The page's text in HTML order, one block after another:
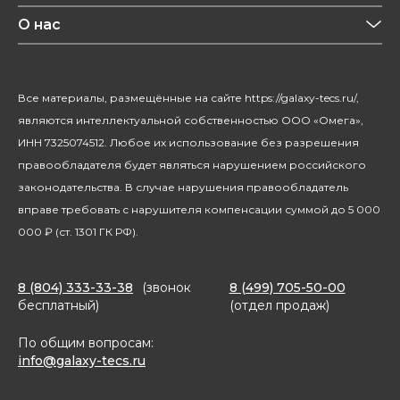
Красота и здоровье
Уход за домом
Посуда
О нас
Благотворительность
Все материалы, размещённые на сайте https://galaxy-tecs.ru/,
являются интеллектуальной собственностью ООО «Омега»,
ИНН 7325074512. Любое их использование без разрешения
правообладателя будет являться нарушением российского
законодательства. В случае нарушения правообладатель
вправе требовать с нарушителя компенсации суммой до 5 000
000 ₽ (ст. 1301 ГК РФ).
8 (804) 333-33-38
(звонок
бесплатный)
8 (499) 705-50-00
(отдел продаж)
По общим вопросам:
info@galaxy-tecs.ru